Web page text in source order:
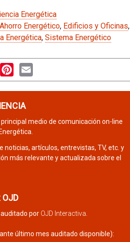
Energética
Ahorro Energético, Edificios y Oficinas,
Energética, Sistema Energético
PinterestEmail
principal medio de comunicación on-line
noticias, artículos, entrevistas, TV, etc. y
más relevante y actualizada sobre el
OJD
auditado por OJD Interactiva
último mes auditado disponible):